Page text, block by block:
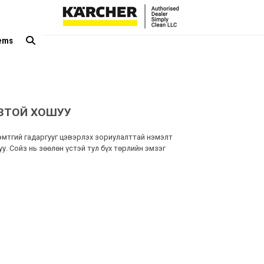
ХОШУУ
гадаргууг цэвэрлэх зориулалттай нэмэлт
Сойз нь зөөлөн үстэй тул бүх төрлийн эмзэг